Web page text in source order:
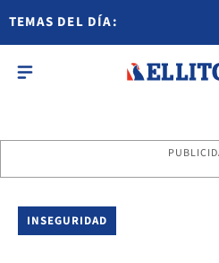
TEMAS DEL DÍA:
INSEGURIDAD